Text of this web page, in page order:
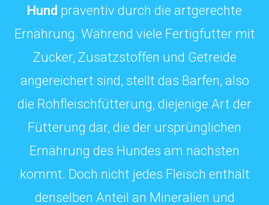
Hund präventiv durch die artgerechte
Ernährung. Während viele Fertigfutter mit
Zucker, Zusatzstoffen und Getreide
angereichert sind, stellt das Barfen, also
die Rohfleischfütterung, diejenige Art der
Fütterung dar, die der ursprünglichen
Ernährung des Hundes am nächsten
kommt. Doch nicht jedes Fleisch enthält
denselben Anteil an Mineralien und